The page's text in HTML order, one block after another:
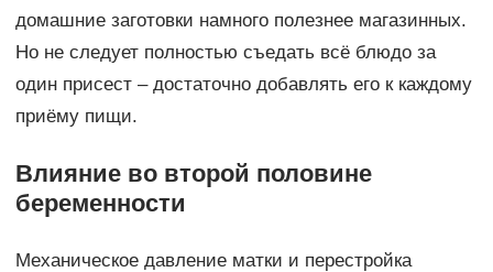
домашние заготовки намного полезнее магазинных.
Но не следует полностью съедать всё блюдо за
один присест – достаточно добавлять его к каждому
приёму пищи.
Влияние во второй половине
беременности
Механическое давление матки и перестройка